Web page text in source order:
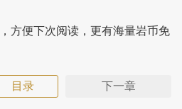
方便下次阅读，更有海量岩币免
目录 下一章